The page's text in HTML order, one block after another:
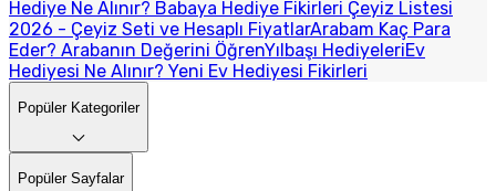
Hediye Ne Alınır? Babaya Hediye Fikirleri Çeyiz Listesi
2026 - Çeyiz Seti ve Hesaplı FiyatlarArabam Kaç Para
Eder? Arabanın Değerini ÖğrenYılbaşı HediyeleriEv
Hediyesi Ne Alınır? Yeni Ev Hediyesi Fikirleri
Popüler Kategoriler
Popüler Sayfalar